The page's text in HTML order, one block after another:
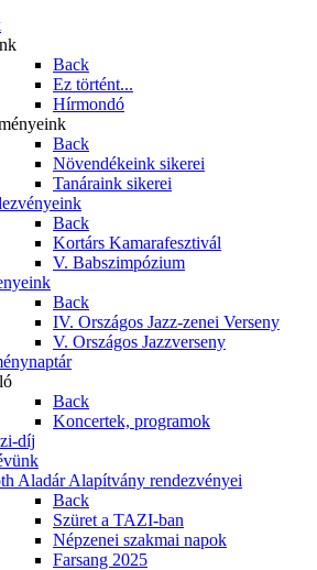
Back
Ez történt...
Hírmondó
Back
Növendékeink sikerei
Tanáraink sikerei
Back
Kortárs Kamarafesztivál
V. Babszimpózium
Back
IV. Országos Jazz-zenei Verseny
V. Országos Jazzverseny
Back
Koncertek, programok
díj
Aladár Alapítvány rendezvényei
Back
Szüret a TAZI-ban
Népzenei szakmai napok
Farsang 2025